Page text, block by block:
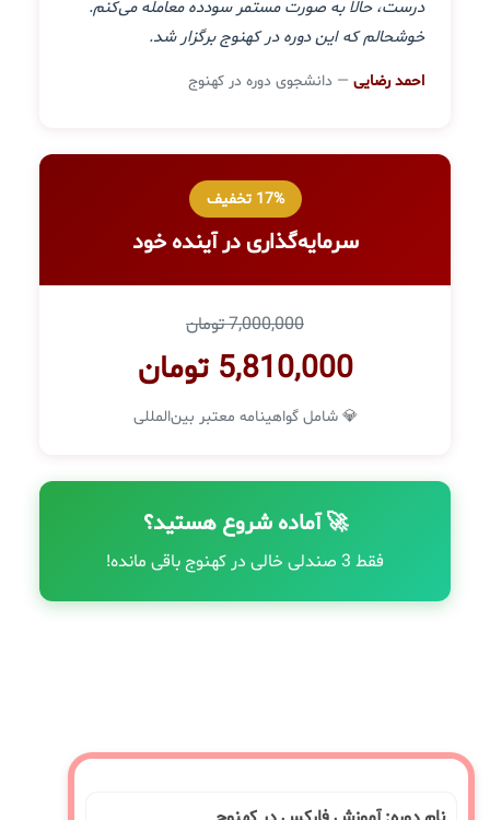
درست، حالا به صورت مستمر سودده معامله می‌کنم.
خوشحالم که این دوره در کهنوج برگزار شد.
احمد رضایی — دانشجوی دوره در کهنوج
17% تخفیف
سرمایه‌گذاری در آینده خود
7,000,000 تومان
5,810,000 تومان
💎 شامل گواهینامه معتبر بین‌المللی
🚀 آماده شروع هستید؟
فقط 3 صندلی خالی در کهنوج باقی مانده!